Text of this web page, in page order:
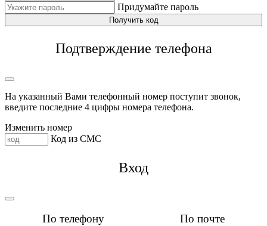
Придумайте пароль
Получить код
Подтверждение телефона
На указанный Вами телефонный номер поступит звонок,
введите последние 4 цифры номера телефона.
Изменить номер
Код из СМС
Вход
По телефону По почте